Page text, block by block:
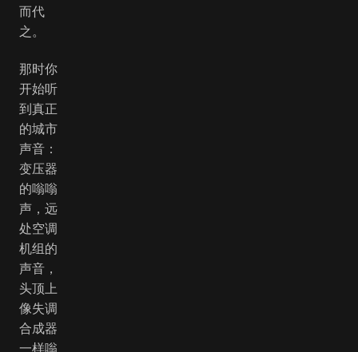
而代
之。
那时你
开始听
到真正
的城市
声音：
变压器
的嗡嗡
声，远
处空调
机组的
声音，
头顶上
像失调
合成器
一样嗡